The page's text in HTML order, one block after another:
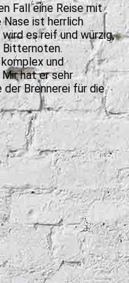
Fall eine Reise mit
Nase ist herrlich
es reif und würzig,
Bitternoten.
und
hat er sehr
Brennerei für die